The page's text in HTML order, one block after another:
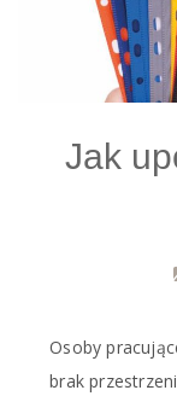
Jak
Osoby
brak